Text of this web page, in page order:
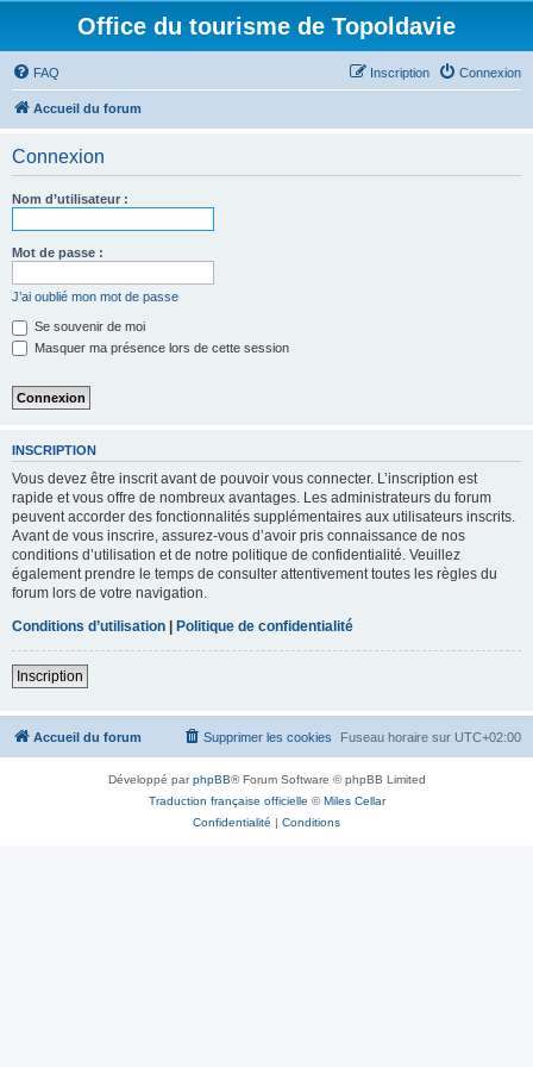
Office du tourisme de Topoldavie
FAQ Connexion
Inscription
Accueil du forum
Connexion
Nom d’utilisateur :
Mot de passe :
J’ai oublié mon mot de passe
Se souvenir de moi
Masquer ma présence lors de cette session
INSCRIPTION
Vous devez être inscrit avant de pouvoir vous connecter. L’inscription est
rapide et vous offre de nombreux avantages. Les administrateurs du forum
peuvent accorder des fonctionnalités supplémentaires aux utilisateurs inscrits.
Avant de vous inscrire, assurez-vous d’avoir pris connaissance de nos
conditions d’utilisation et de notre politique de confidentialité. Veuillez
également prendre le temps de consulter attentivement toutes les règles du
forum lors de votre navigation.
Conditions d’utilisation | Politique de confidentialité
Inscription
Accueil du forum Fuseau horaire sur UTC+02:00
Supprimer les cookies
Développé parphpBB® Forum Software © phpBB Limited
Traduction française officielle ©Miles Cellar
Confidentialité | Conditions